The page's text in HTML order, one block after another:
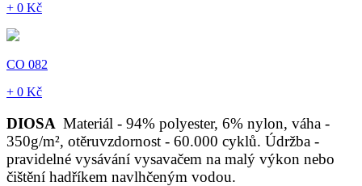
+ 0 Kč
CO 082
+ 0 Kč
DIOSA Materiál - 94% polyester, 6% nylon, váha -
350g/m², otěruvzdornost - 60.000 cyklů. Údržba -
pravidelné vysávání vysavačem na malý výkon nebo
čištění hadříkem navlhčeným vodou.